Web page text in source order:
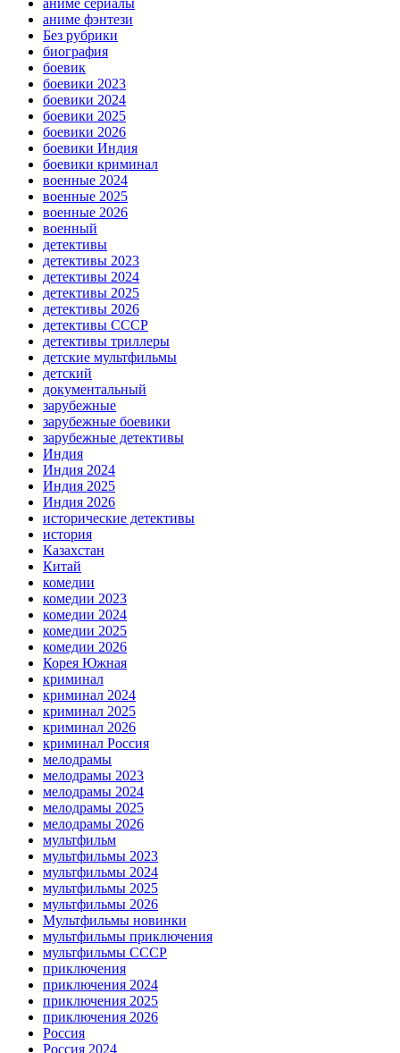
аниме сериалы
аниме фэнтези
Без рубрики
биография
боевик
боевики 2023
боевики 2024
боевики 2025
боевики 2026
боевики Индия
боевики криминал
военные 2024
военные 2025
военные 2026
военный
детективы
детективы 2023
детективы 2024
детективы 2025
детективы 2026
детективы СССР
детективы триллеры
детские мультфильмы
детский
документальный
зарубежные
зарубежные боевики
зарубежные детективы
Индия
Индия 2024
Индия 2025
Индия 2026
исторические детективы
история
Казахстан
Китай
комедии
комедии 2023
комедии 2024
комедии 2025
комедии 2026
Корея Южная
криминал
криминал 2024
криминал 2025
криминал 2026
криминал Россия
мелодрамы
мелодрамы 2023
мелодрамы 2024
мелодрамы 2025
мелодрамы 2026
мультфильм
мультфильмы 2023
мультфильмы 2024
мультфильмы 2025
мультфильмы 2026
Мультфильмы новинки
мультфильмы приключения
мультфильмы СССР
приключения
приключения 2024
приключения 2025
приключения 2026
Россия
Россия 2024